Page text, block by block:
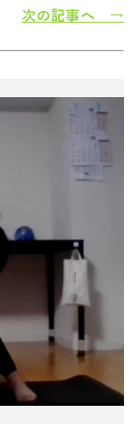
次の記事へ →